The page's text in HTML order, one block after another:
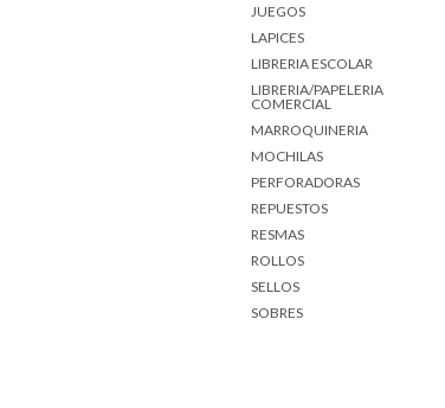
JUEGOS
LAPICES
LIBRERIA ESCOLAR
LIBRERIA/PAPELERIA
COMERCIAL
MARROQUINERIA
MOCHILAS
PERFORADORAS
REPUESTOS
RESMAS
ROLLOS
SELLOS
SOBRES